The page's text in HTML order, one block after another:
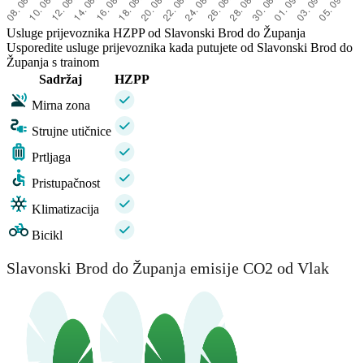
Usluge prijevoznika HZPP od Slavonski Brod do Županja
Usporedite usluge prijevoznika kada putujete od Slavonski Brod do
Županja s trainom
Sadržaj
HZPP
Mirna zona
Strujne utičnice
Prtljaga
Pristupačnost
Klimatizacija
Bicikl
Slavonski Brod do Županja emisije CO2 od Vlak